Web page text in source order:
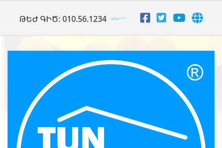
content
ԹԵԺ ԳԻԾ: 010.56.1234